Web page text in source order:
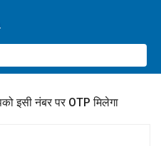
इसी नंबर पर OTP मिलेगा